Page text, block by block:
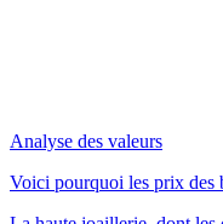
Analyse des valeurs
Voici pourquoi les prix